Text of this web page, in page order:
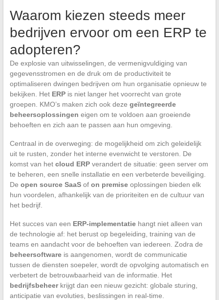
Waarom kiezen steeds meer
bedrijven ervoor om een ERP te
adopteren?
De explosie van uitwisselingen, de vermenigvuldiging van
gegevensstromen en de druk om de productiviteit te
optimaliseren dwingen bedrijven om hun organisatie opnieuw te
bekijken. Het ERPis niet langer het voorrecht van grote
groepen. KMO’s maken zich ook deze geïntegreerde
beheersoplossingen eigen om te voldoen aan groeiende
behoeften en zich aan te passen aan hun omgeving.
Centraal in de overweging: de mogelijkheid om zich geleidelijk
uit te rusten, zonder het interne evenwicht te verstoren. De
komst van het cloud ERPverandert de situatie: geen server om
te beheren, een snelle installatie en een verbeterde beveiliging.
De open source SaaSof on premiseoplossingen bieden elk
hun voordelen, afhankelijk van de prioriteiten en de cultuur van
het bedrijf.
Het succes van een ERP-implementatiehangt niet alleen van
de technologie af: het berust op begeleiding, training van de
teams en aandacht voor de behoeften van iedereen. Zodra de
beheersoftwareis aangenomen, wordt de communicatie
tussen de diensten soepeler, wordt de opvolging automatisch en
verbetert de betrouwbaarheid van de informatie. Het
bedrijfsbeheerkrijgt dan een nieuw gezicht: globale sturing,
anticipatie van evoluties, beslissingen in real-time.